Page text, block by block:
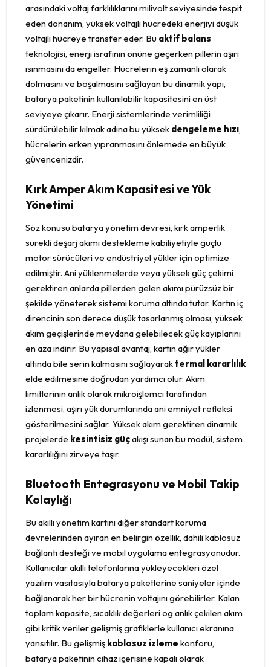
arasındaki voltaj farklılıklarını milivolt seviyesinde tespit
eden donanım, yüksek voltajlı hücredeki enerjiyi düşük
voltajlı hücreye transfer eder. Bu aktif balans
teknolojisi, enerji israfının önüne geçerken pillerin aşırı
ısınmasını da engeller. Hücrelerin eş zamanlı olarak
dolmasını ve boşalmasını sağlayan bu dinamik yapı,
batarya paketinin kullanılabilir kapasitesini en üst
seviyeye çıkarır. Enerji sistemlerinde verimliliği
sürdürülebilir kılmak adına bu yüksek dengeleme hızı,
hücrelerin erken yıpranmasını önlemede en büyük
güvencenizdir.
Kırk Amper Akım Kapasitesi ve Yük
Yönetimi
Söz konusu batarya yönetim devresi, kırk amperlik
sürekli deşarj akımı destekleme kabiliyetiyle güçlü
motor sürücüleri ve endüstriyel yükler için optimize
edilmiştir. Ani yüklenmelerde veya yüksek güç çekimi
gerektiren anlarda pillerden gelen akımı pürüzsüz bir
şekilde yöneterek sistemi koruma altında tutar. Kartın iç
direncinin son derece düşük tasarlanmış olması, yüksek
akım geçişlerinde meydana gelebilecek güç kayıplarını
en aza indirir. Bu yapısal avantaj, kartın ağır yükler
altında bile serin kalmasını sağlayaraktermal kararlılık
elde edilmesine doğrudan yardımcı olur. Akım
limitlerinin anlık olarak mikroişlemci tarafından
izlenmesi, aşırı yük durumlarında ani emniyet refleksi
gösterilmesini sağlar. Yüksek akım gerektiren dinamik
projelerde kesintisiz güçakışı sunan bu modül, sistem
kararlılığını zirveye taşır.
Bluetooth Entegrasyonu ve Mobil Takip
Kolaylığı
Bu akıllı yönetim kartını diğer standart koruma
devrelerinden ayıran en belirgin özellik, dahili kablosuz
bağlantı desteği ve mobil uygulama entegrasyonudur.
Kullanıcılar akıllı telefonlarına yükleyecekleri özel
yazılım vasıtasıyla batarya paketlerine saniyeler içinde
bağlanarak her bir hücrenin voltajını görebilirler. Kalan
toplam kapasite, sıcaklık değerleri og anlık çekilen akım
gibi kritik veriler gelişmiş grafiklerle kullanıcı ekranına
yansıtılır. Bu gelişmiş kablosuz izleme konforu,
batarya paketinin cihaz içerisine kapalı olarak